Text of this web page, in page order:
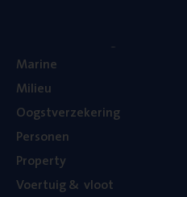
Mari­ne
Mili­eu
Oogst­ver­ze­ke­ring
Per­so­nen
Pro­per­ty
Voer­tuig& vloot